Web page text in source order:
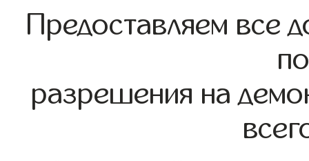
Предоставляем все
разрешения на